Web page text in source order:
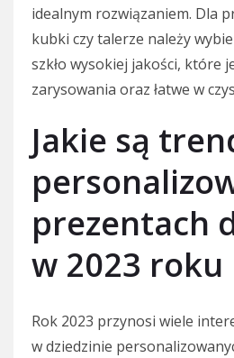
idealnym rozwiązaniem. Dla
kubki czy talerze należy
szkło wysokiej jakości, które
zarysowania oraz łatwe w
Jakie są
prezentach
w 2023 roku
Rok 2023 przynosi wiele
w dziedzinie